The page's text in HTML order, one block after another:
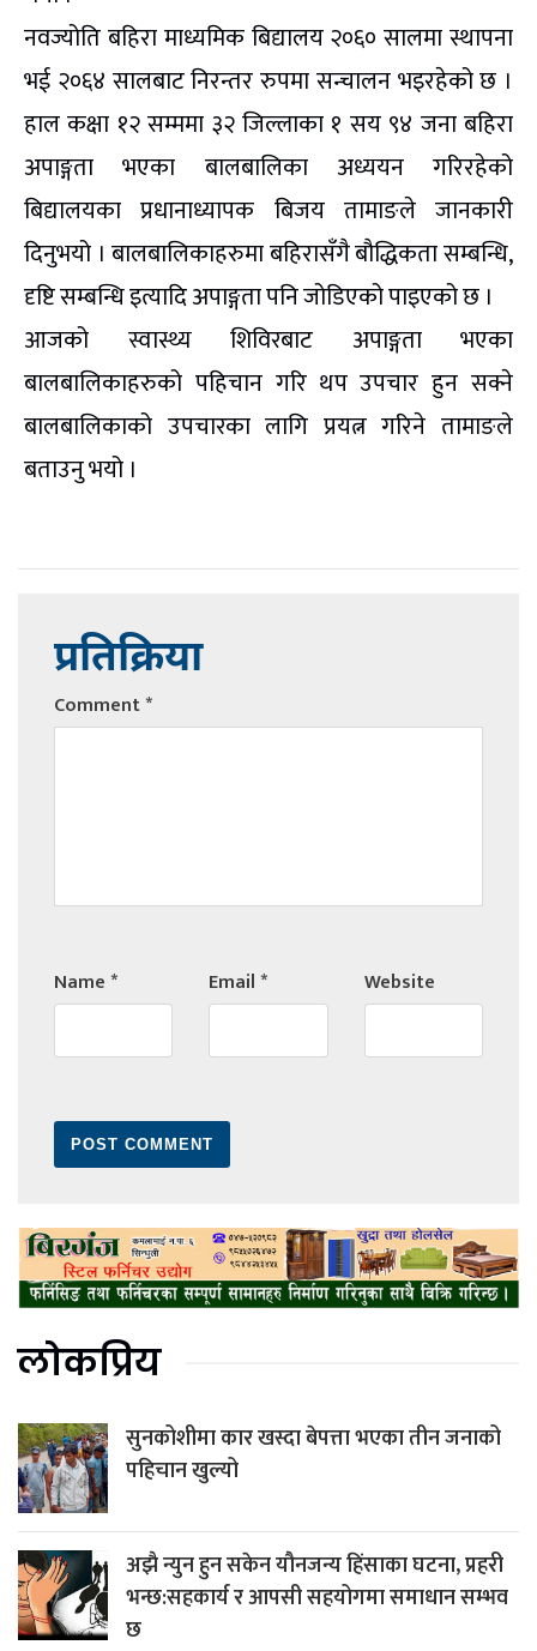
नवज्योति बहिरा माध्यमिक बिद्यालय २०६० सालमा स्थापना
भई २०६४ सालबाट निरन्तर रुपमा सन्चालन भइरहेको छ ।
हाल कक्षा १२ सम्ममा ३२ जिल्लाका १ सय ९४ जना बहिरा
अपाङ्गता भएका बालबालिका अध्ययन गरिरहेको
बिद्यालयका प्रधानाध्यापक बिजय तामाङले जानकारी
दिनुभयो । बालबालिकाहरुमा बहिरासँगै बौद्धिकता सम्बन्धि,
दृष्टि सम्बन्धि इत्यादि अपाङ्गता पनि जोडिएको पाइएको छ ।
आजको स्वास्थ्य शिविरबाट अपाङ्गता भएका
बालबालिकाहरुको पहिचान गरि थप उपचार हुन सक्ने
बालबालिकाको उपचारका लागि प्रयत्न गरिने तामाङले
बताउनु भयो ।
प्रतिक्रिया
Comment*
Name* Email* Website
लोकप्रिय
सुनकोशीमा कार खस्दा बेपत्ता भएका तीन जनाको
पहिचान खुल्यो
अझै न्युन हुन सकेन यौनजन्य हिंसाका घटना, प्रहरी
भन्छ:सहकार्य र आपसी सहयोगमा समाधान सम्भव
छ